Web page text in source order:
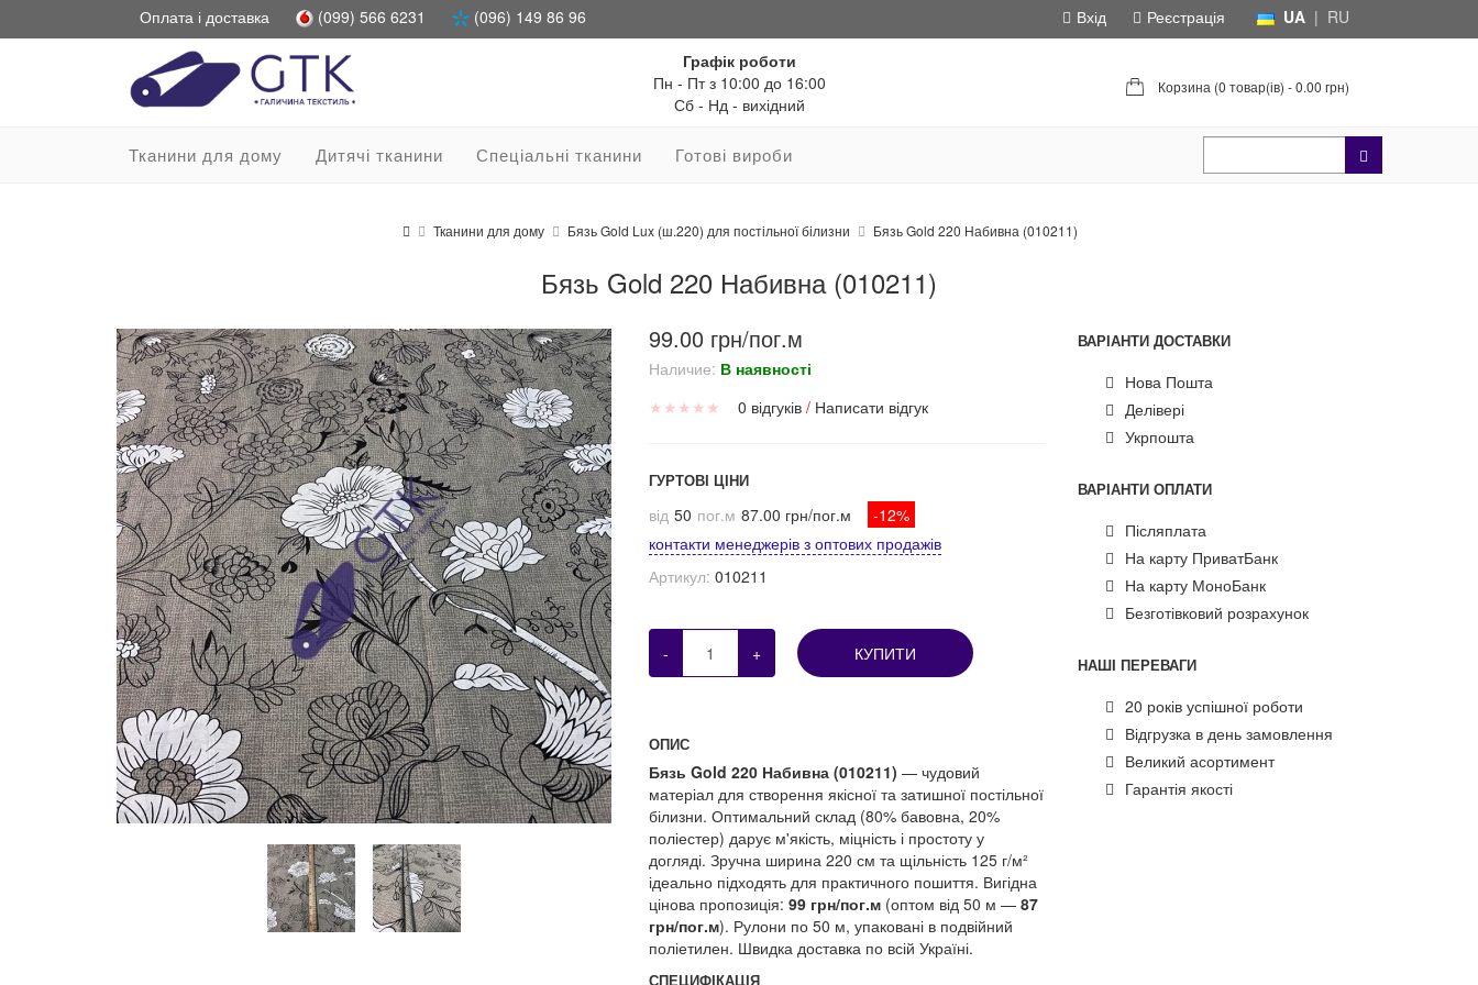
Оплата і доставка (099) 566 6231 (096) 149 86 96 UA | RU
Вхід
Реєстрація
Графік роботи
Пн - Пт з 10:00 до 16:00
Сб - Нд - вихідний
Корзина (0 товар(ів) - 0.00 грн)
Тканини для дому Дитячі тканини Спеціальні тканини Готові вироби
Тканини для дому Бязь Gold Lux (ш.220) для постільної білизни Бязь Gold 220 Набивна (010211)
Бязь Gold 220 Набивна (010211)
99.00 грн/пог.м
Наличие: В наявності
★ ★ ★ ★ ★ 0 відгуків/ Написати відгук
ГУРТОВІ ЦІНИ
від 50 пог.м 87.00 грн/пог.м
-12%
контакти менеджерів з оптових продажів
Артикул: 010211
- + КУПИТИ
ОПИС
Бязь Gold 220 Набивна (010211) — чудовий
матеріал для створення якісної та затишної постільної
білизни. Оптимальний склад (80% бавовна, 20%
поліестер) дарує м'якість, міцність і простоту у
догляді. Зручна ширина 220 см та щільність 125 г/м²
ідеально підходять для практичного пошиття. Вигідна
цінова пропозиція: 99 грн/пог.м(оптом від 50 м — 87
грн/пог.м). Рулони по 50 м, упаковані в подвійний
поліетилен. Швидка доставка по всій Україні.
СПЕЦИФІКАЦІЯ
ВАРІАНТИ ДОСТАВКИ
Нова Пошта
Делівері
Укрпошта
ВАРІАНТИ ОПЛАТИ
Післяплата
На карту ПриватБанк
На карту МоноБанк
Безготівковий розрахунок
НАШІ ПЕРЕВАГИ
20 років успішної роботи
Відгрузка в день замовлення
Великий асортимент
Гарантія якості